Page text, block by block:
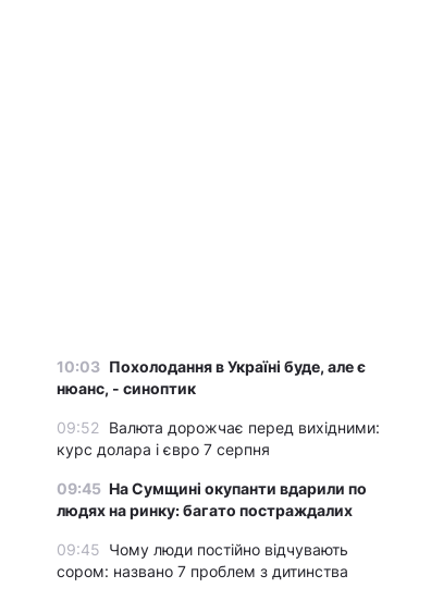
10:03 Похолодання в Україні буде, але є
нюанс, - синоптик
09:52
Валюта дорожчає перед вихідними:
курс долара і євро 7 серпня
09:45 На Сумщині окупанти вдарили по
людях на ринку: багато постраждалих
09:45 Чому люди постійно відчувають
сором: названо 7 проблем з дитинства